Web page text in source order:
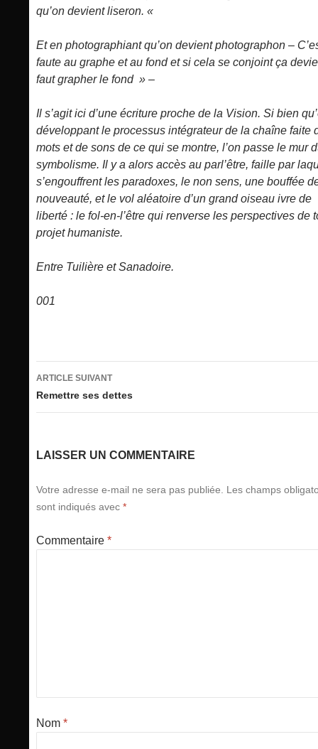
qu’on devient liseron. «
Et en photographiant qu’on devient photographon –
faute au graphe et au fond et si cela se conjoint ça
faut grapher le fond » –
Il s’agit ici d’une écriture proche de la Vision. Si bien
développant le processus intégrateur de la chaîne faite
mots et de sons de ce qui se montre, l’on passe le mur
symbolisme. Il y a alors accès au parl’être, faille par
s’engouffrent les paradoxes, le non sens, une bouffée
nouveauté, et le vol aléatoire d’un grand oiseau ivre de
liberté : le fol-en-l’être qui renverse les perspectives de
projet humaniste.
Entre Tuilière et Sanadoire.
001
Navigation
des
ARTICLE SUIVANT
Remettre ses dettes
LAISSER UN COMMENTAIRE
Votre adresse e-mail ne sera pas publiée. Les champs
sont indiqués avec *
Commentaire *
Nom *